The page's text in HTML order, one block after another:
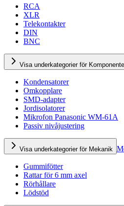
RCA
XLR
Telekontakter
DIN
BNC
Visa underkategorier för
Kondensatorer
Omkopplare
SMD-adapter
Jordisolatorer
Mikrofon Panasonic WM-61A
Passiv nivåjustering
Visa underkategorier för Mekanik
Gummifötter
Rattar för 6 mm axel
Rörhållare
Lödstöd